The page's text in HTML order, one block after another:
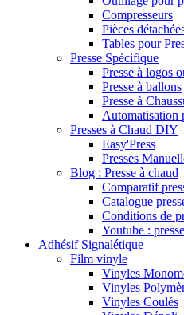
Compresseurs
Pièces
Tables pour
Presse Spécifique
Presse à logos
Presse à ballons
Presse à
Automatisation
Presses à Chaud DIY
Easy'Press
Presses
Blog : Presse à chaud
Comparatif
Catalogue
Conditions de
Youtube :
Adhésif Signalétique
Film vinyle
Vinyles
Vinyles
Vinyles Coulés